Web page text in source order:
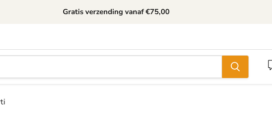
Gratis verzending vanaf €75,00